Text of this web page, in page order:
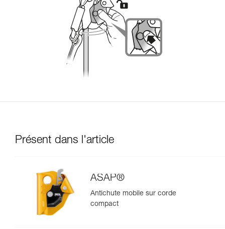
Présent dans l'article
ASAP®
Antichute mobile sur corde
compact